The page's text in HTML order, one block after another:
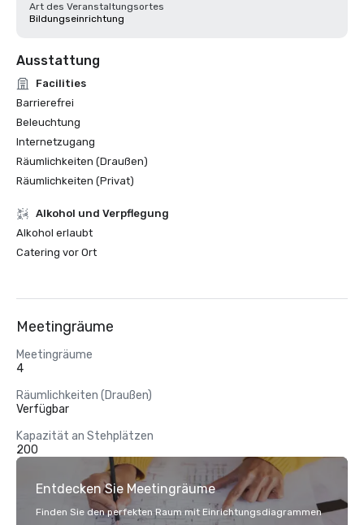
Art des Veranstaltungsortes
Bildungseinrichtung
Ausstattung
Facilities
Barrierefrei
Beleuchtung
Internetzugang
Räumlichkeiten (Draußen)
Räumlichkeiten (Privat)
‪Alkohol‬ und Verpflegung
‪Alkohol‬ erlaubt
Catering vor Ort
Meetingräume
Meetingräume
4
Räumlichkeiten (Draußen)
Verfügbar
Kapazität an Stehplätzen
200
Entdecken Sie Meetingräume
Finden Sie den perfekten Raum mit Einrichtungsdiagrammen